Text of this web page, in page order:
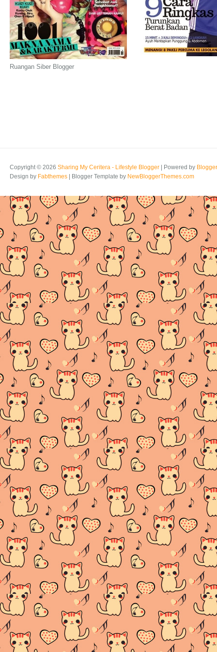
Ruangan Siber Blogger
Copyright © 2026 Sharing My Ceritera - Lifestyle Blogger | Powered by Blogger
Design by Fabthemes | Blogger Template by NewBloggerThemes.com